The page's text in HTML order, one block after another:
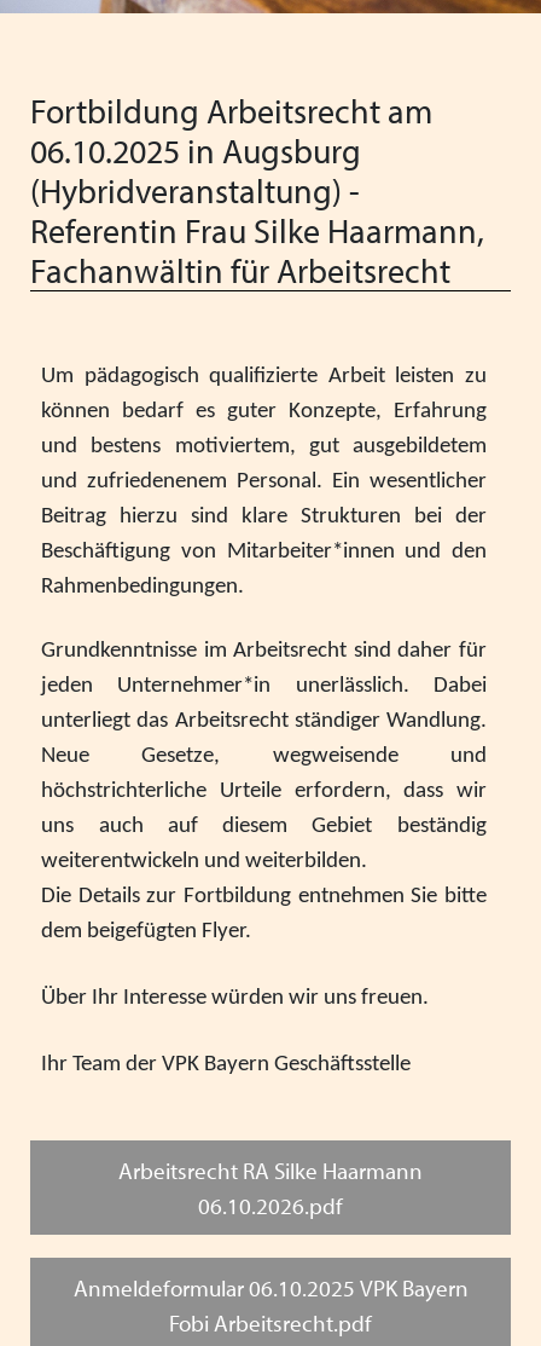
Vorstand
Schließen
Neue Barbetragsverordnung ("Taschengeld") ab
01.01.2026
Wir wünschen schöne Weihnachten und einen guten
Start ins neue Jahr!
Verabschiedung unserer langjährigen
VPK Seminar "Arbeitsrecht" mit Referentin Frau Silke
Haarmann, Fachanwältin für Arbeitsrecht
Heimleiter*innentreffen 2025
Mitgliederversammlung VPK Bayern 2025
Urlaub und Ferien im EU Ausland
Positionspapier zur besseren Zusammenarbeit von
Schule und Jugendhilfe
Stellenausschreibung Referent*in in der VPK Bayern
Geschäftsstelle
Wir wünschen schöne Weihnachtsferien
Schutzauftrag - überarbeitet Arbeitshilfe des VPK
Gesetz zur Ausgestaltung des inklusiven Kinder- und
Augsburger Erklärung gegen Rechtsextremismus
Fachkonferenz Kinder- und Jugendhilfe in Augsburg
Zoommeeting VPK Geschäftsstelle & Träger von VPK
Jugendhilfeeinrichtungen
Fortbildung Arbeitsrecht am
06.10.2025 in Augsburg
(Hybridveranstaltung) -
Referentin Frau Silke Haarmann,
Fachanwältin für Arbeitsrecht
Um pädagogisch qualifizierte Arbeit leisten zu
können bedarf es guter Konzepte, Erfahrung
und bestens motiviertem, gut ausgebildetem
und zufriedenenem Personal. Ein wesentlicher
Beitrag hierzu sind klare Strukturen bei der
Beschäftigung von Mitarbeiter*innen und den
Rahmenbedingungen.
Grundkenntnisse im Arbeitsrecht sind daher für
jeden Unternehmer*in unerlässlich. Dabei
unterliegt das Arbeitsrecht ständiger Wandlung.
Neue Gesetze, wegweisende und
höchstrichterliche Urteile erfordern, dass wir
uns auch auf diesem Gebiet beständig
weiterentwickeln und weiterbilden.
Die Details zur Fortbildung entnehmen Sie bitte
dem beigefügten Flyer.
Über Ihr Interesse würden wir uns freuen.
Ihr Team der VPK Bayern Geschäftsstelle
Arbeitsrecht RA Silke Haarmann
06.10.2026.pdf
Anmeldeformular 06.10.2025 VPK Bayern
Fobi Arbeitsrecht.pdf